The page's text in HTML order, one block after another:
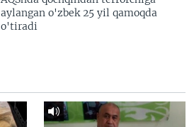
aylangan o'zbek 25 yil qamoqda
o'tiradi